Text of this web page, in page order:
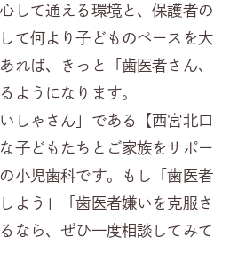
して通える環境と、保護者の
て何より子どものペースを大
れば、きっと「歯医者さん、
ようになります。
しゃさん」である【西宮北口
子どもたちとご家族をサポー
小児歯科です。もし「歯医者
よう」「歯医者嫌いを克服さ
なら、ぜひ一度相談してみて